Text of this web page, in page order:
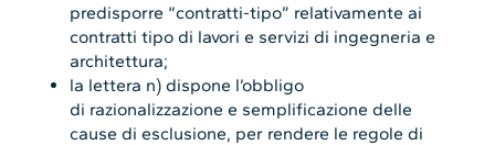
predisporre “contratti-tipo” relativamente ai
contratti tipo di lavori e servizi di ingegneria e
architettura;
la lettera n) dispone l’obbligo
di razionalizzazione e semplificazione delle
cause di esclusione, per rendere le regole di